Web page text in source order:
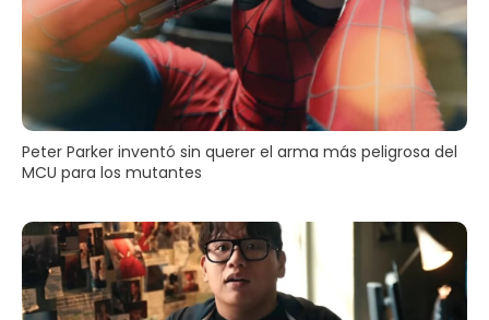
Peter Parker inventó sin querer el arma más peligrosa del
MCU para los mutantes